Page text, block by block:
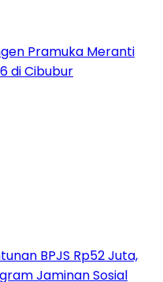
Pramuka Meranti
di Cibubur
BPJS Rp52 Juta,
Jaminan Sosial